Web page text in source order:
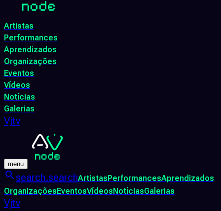
Artistas
Performances
Aprendizados
Organizações
Eventos
Vídeos
Notícias
Galerias
Vjtv
menu
search.searchArtistasPerformancesAprendizados
OrganizaçõesEventosVídeosNotíciasGalerias
Vjtv